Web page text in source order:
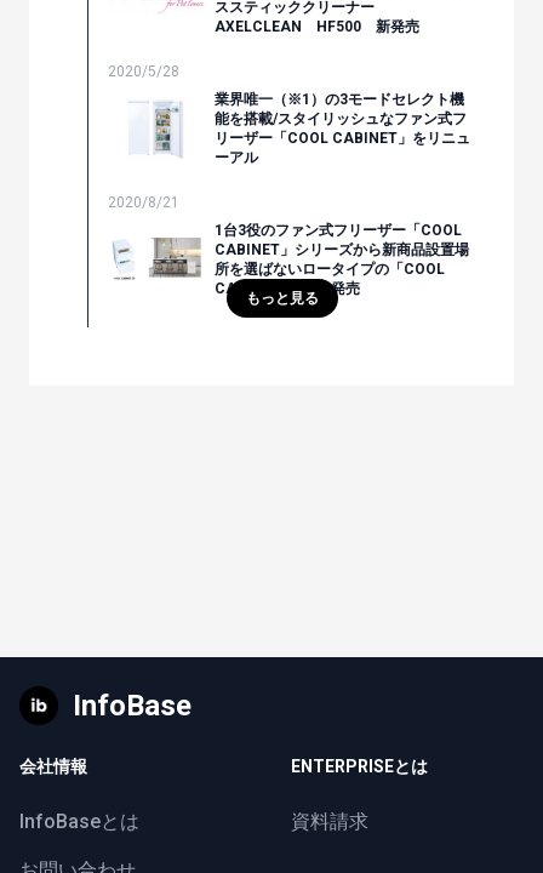
ススティッククリーナー
AXELCLEAN HF500 新発売
2020/5/28
業界唯一（※1）の3モードセレクト機
能を搭載/スタイリッシュなファン式フ
リーザー「COOL CABINET」をリニュ
ーアル
2020/8/21
1台3役のファン式フリーザー「COOL
CABINET」シリーズから新商品設置場
所を選ばないロータイプの「COOL
CABINET EX」を発売
もっと見る
InfoBase
会社情報
InfoBaseとは
ENTERPRISEとは
資料請求